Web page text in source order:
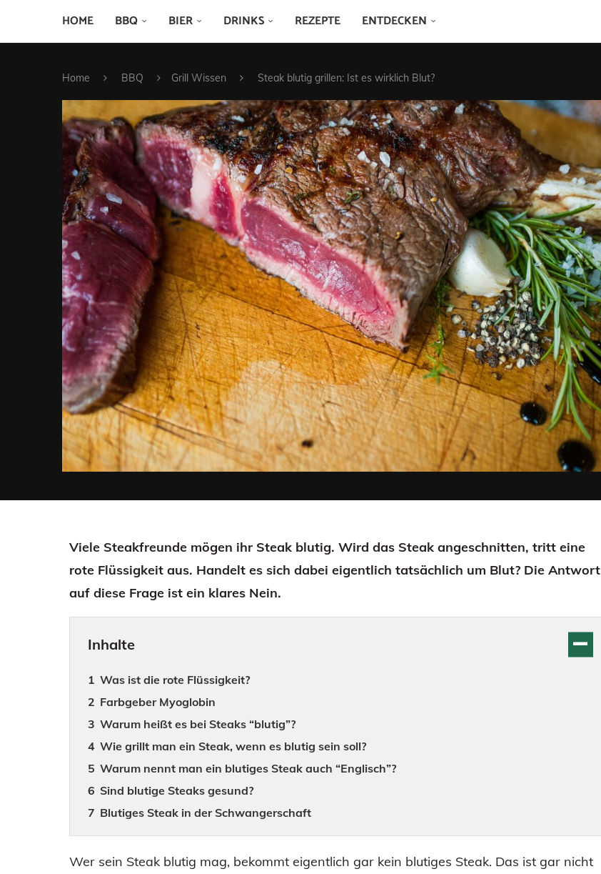
HOME BBQ BIER DRINKS REZEPTE ENTDECKEN
Home BBQ Grill Wissen Steak blutig grillen: Ist es wirklich Blut?
Viele Steakfreunde mögen ihr Steak blutig. Wird das Steak angeschnitten, tritt eine
rote Flüssigkeit aus. Handelt es sich dabei eigentlich tatsächlich um Blut? Die Antwort
auf diese Frage ist ein klares Nein.
Inhalte
Was ist die rote Flüssigkeit?
Farbgeber Myoglobin
Warum heißt es bei Steaks “blutig”?
Wie grillt man ein Steak, wenn es blutig sein soll?
Warum nennt man ein blutiges Steak auch “Englisch”?
Sind blutige Steaks gesund?
Blutiges Steak in der Schwangerschaft
Wer sein Steak blutig mag, bekommt eigentlich gar kein blutiges Steak. Das ist gar nicht